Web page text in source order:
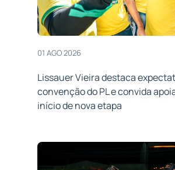
01 AGO 2026
Lissauer Vieira destaca
convenção do PL e convida
início de nova etapa